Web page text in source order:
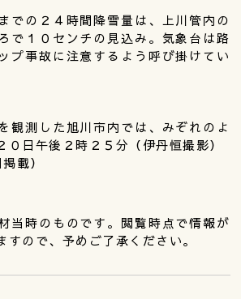
での２４時間降雪量は、上川管内の
で１０センチの見込み。気象台は路
プ事故に注意するよう呼び掛けてい
観測した旭川市内では、みぞれのよ
０日午後２時２５分（伊丹恒撮影）
載）
当時のものです。閲覧時点で情報が
すので、予めご了承ください。